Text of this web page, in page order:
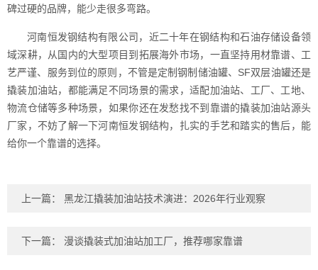
碑过硬的品牌，能少走很多弯路。
河南恒发钢结构有限公司，近二十年在钢结构和石油存储设备领
域深耕，从国内的大型项目到拓展海外市场，一直坚持用材靠谱、工
艺严谨、服务到位的原则，不管是定制钢制储油罐、SF双层油罐还是
撬装加油站，都能满足不同场景的需求，适配加油站、工厂、工地、
物流仓储等多种场景，如果你还在发愁找不到靠谱的撬装加油站源头
厂家，不妨了解一下河南恒发钢结构，扎实的手艺和踏实的售后，能
给你一个靠谱的选择。
上一篇： 黑龙江撬装加油站技术演进：2026年行业观察
下一篇： 漫谈撬装式加油站加工厂，推荐哪家靠谱